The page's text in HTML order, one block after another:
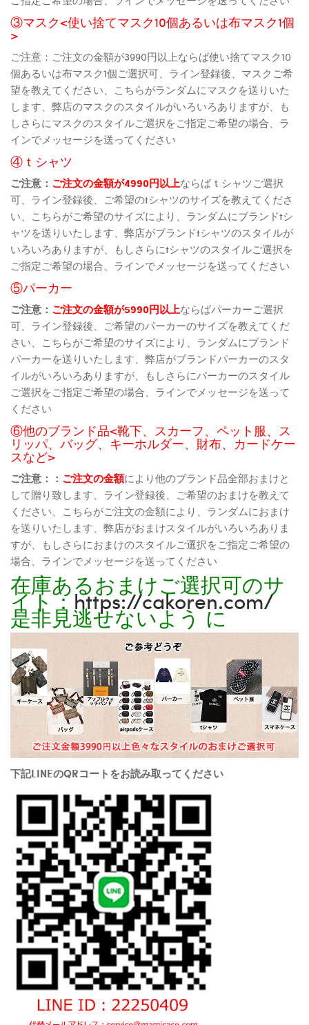
③マスク<使い捨てマスク10個あるいは布マスク1個
>
ご注意：ご注文の金額が3990円以上ならば使い捨てマスク10
個あるいは布マスク1個ご選択可、ライン登録後、マスクご希
望を教えてください、こちらがランダムにマスクを送りいた
します、弊店のマスクのスタイルがいろいろありますが、も
しさらにマスクのスタイルご選択をご指定ご希望の場合、ラ
インでメッセージを送ってください
④ｔシャツ
ご注意： ご注文の金額が4990円以上ならばｔシャツご選択
可、ライン登録後、ご希望のtシャツのサイズを教えてくださ
い、こちらがご希望のサイズにより、ランダムにブランドtシ
ャツを送りいたします、弊店がブランドtシャツのスタイルが
いろいろありますが、もしさらにtシャツのスタイルご選択を
ご指定ご希望の場合、ラインでメッセージを送ってください
⑤パーカー
ご注意： ご注文の金額が5990円以上ならばパーカーご選択
可、ライン登録後、ご希望のパーカーのサイズを教えてくだ
さい、こちらがご希望のサイズにより、ランダムにブランド
パーカーを送りいたします、弊店がブランドパーカーのスタ
イルがいろいろありますが、もしさらにパーカーのスタイル
ご選択をご指定ご希望の場合、ラインでメッセージを送って
ください
⑥他のブランド品<靴下、スカーフ、ペット服、ス
リッパ、バッグ、キーホルダー、財布、カードケー
スなど>
ご注意：： ご注文の金額により他のブランド品全部おまけと
して贈り致します、ライン登録後、ご希望のおまけを教えて
ください、こちらがご注文の金額により、ランダムにおまけ
を送りいたします、弊店がおまけスタイルがいろいろありま
すが、もしさらにおまけのスタイルご選択をご指定ご希望の
場合、ラインでメッセージを送ってください
在庫あるおまけご選択可のサ
イト：https://cakoren.com/
是非見逃せないよう に
下記LINEのQRコートをお読み取ってください